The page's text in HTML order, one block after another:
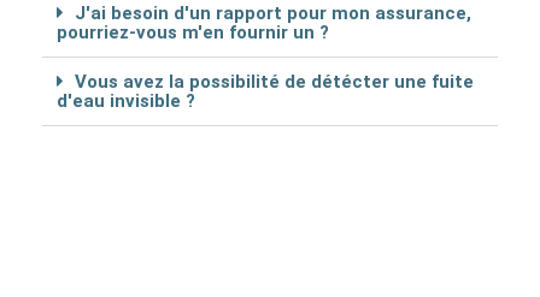
J'ai besoin d'un rapport pour mon assurance,
pourriez-vous m'en fournir un ?
Vous avez la possibilité de détécter une fuite
d'eau invisible ?